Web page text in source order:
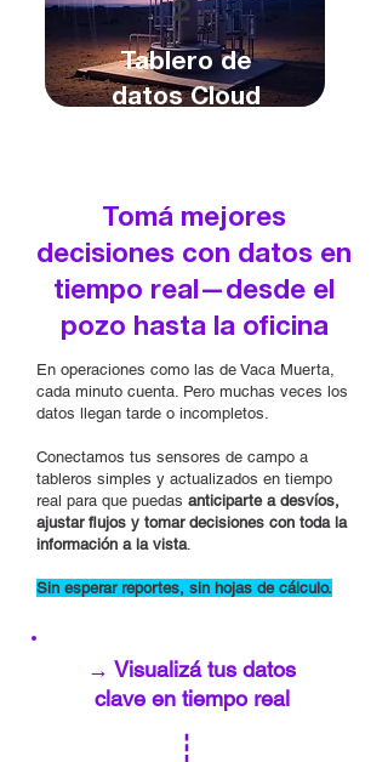
2
Tablero de
datos Cloud
Tomá mejores
decisiones con datos en
tiempo real—desde el
pozo hasta la oficina
En operaciones como las de Vaca Muerta,
cada minuto cuenta. Pero muchas veces los
datos llegan tarde o incompletos.
Conectamos tus sensores de campo a
tableros simples y actualizados en tiempo
real para que puedas anticiparte a desvíos,
ajustar flujos y tomar decisiones con toda la
información a la vista.
Sin esperar reportes, sin hojas de cálculo.
→ Visualizá tus datos
clave en tiempo real